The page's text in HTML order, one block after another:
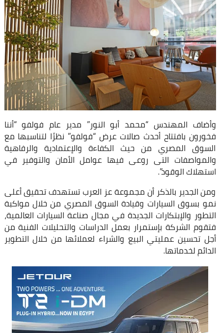
وأضاف المهندس “محمد أبو النور” مدير عام فولفو “أننا
فخورون بافتتاح أحدث صالات عرض “فولفو” نظرًا لتناسبها مع
السوق المصري من حيث الكفاءة والإعتمادية والرفاهية
والمواصفات التى روعى فيها عوامل الأمان والتوفير في
استهلاك الوقود”.
ومن الجدير بالذكر أن مجموعة عز العرب تستهدف تحقيق أعلى
نمو بسوق السيارات وقيادة السوق المصري من خلال مواكبة
التطور والإبتكارات الجديدة في مجال صناعة السيارات العالمية،
فتقوم الشركة بإستمرار بعمل الدراسات والتحليلات الفنية من
أجل تحسين عمليتي البيع والشراء لعملائها من خلال التطوير
الدائم لخدماتها.